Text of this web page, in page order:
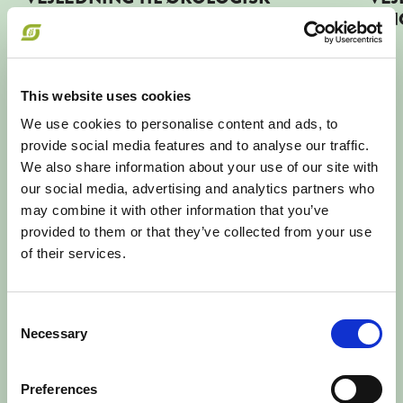
This website uses cookies
We use cookies to personalise content and ads, to
provide social media features and to analyse our traffic.
We also share information about your use of our site with
our social media, advertising and analytics partners who
may combine it with other information that you’ve
provided to them or that they’ve collected from your use
of their services.
Selection
Necessary
Preferences
FINGERFRUGT
Læs mere om Klar til mad - fra 4 til 6 måneder
Klar til mad - fra 4 til 6 måneder
måneder, andre kan vente til de er 6 måneder.